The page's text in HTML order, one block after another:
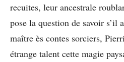
recuites, leur ancestrale
pose la question de savoir s’il
maître ès contes sorciers,
étrange talent cette magie